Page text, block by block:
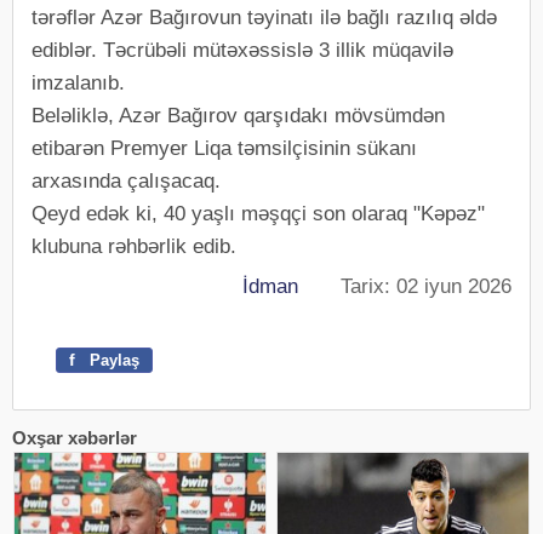
tərəflər Azər Bağırovun təyinatı ilə bağlı razılıq əldə
ediblər. Təcrübəli mütəxəssislə 3 illik müqavilə
imzalanıb.
Beləliklə, Azər Bağırov qarşıdakı mövsümdən
etibarən Premyer Liqa təmsilçisinin sükanı
arxasında çalışacaq.
Qeyd edək ki, 40 yaşlı məşqçi son olaraq "Kəpəz"
klubuna rəhbərlik edib.
İdman Tarix: 02 iyun 2026
f Paylaş
Oxşar xəbərlər